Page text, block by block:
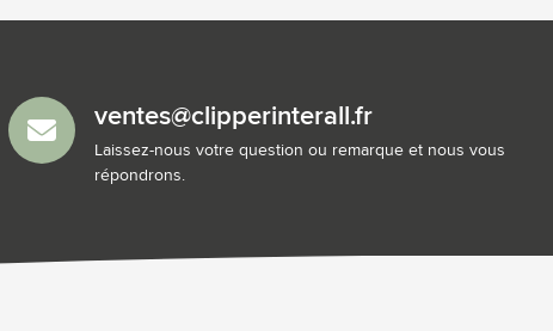
ventes@clipperinterall.fr
Laissez-nous votre question ou remarque et nous vous
répondrons.